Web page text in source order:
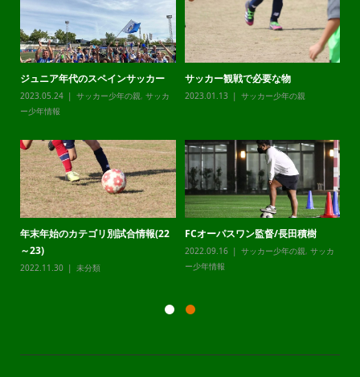
ジュニア年代のスペインサッカー
2023.05.24 サッカー少年の親, サッカ
ー少年情報
サッカー観戦で必要な物
2023.01.13 サッカー少年の親
年末年始のカテゴリ別試合情報(22
～23)
2022.11.30 未分類
FCオーパスワン監督/長田積樹
2022.09.16 サッカー少年の親, サッカ
ー少年情報